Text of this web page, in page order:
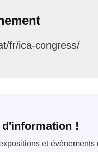
fr/ica-congress/
!
et